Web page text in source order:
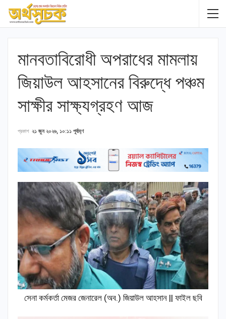
মানবতাবিরোধী অপরাধের মামলায়
জিয়াউল আহসানের বিরুদ্ধে পঞ্চম
সাক্ষীর সাক্ষ্যগ্রহণ আজ
প্রকাশ ২১ জুন ২০২৬, ১০:১১ পূর্বাহ্ণ
সেনা কর্মকর্তা মেজর জেনারেল (অব.) জিয়াউল আহসান || ফাইল ছবি